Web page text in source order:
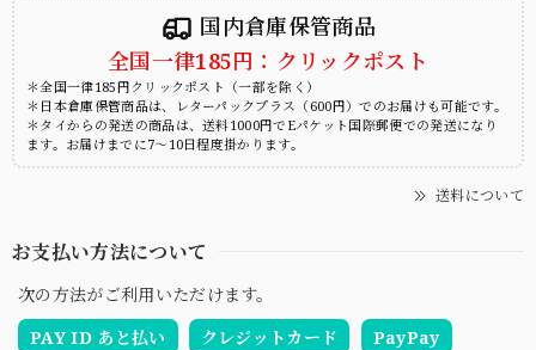
国内倉庫保管商品
全国一律185円：クリックポスト
＊全国一律185円クリックポスト（一部を除く）
＊日本倉庫保管商品は、レターパックプラス（600円）でのお届けも可能です。
＊タイからの発送の商品は、送料1000円でEパケット国際郵便での発送になり
ます。お届けまでに7～10日程度掛かります。
送料について
お支払い方法について
次の方法がご利用いただけます。
PAY ID あと払い
クレジットカード PayPay